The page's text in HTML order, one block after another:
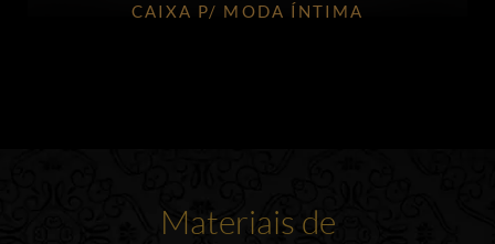
CAIXA P/ MODA ÍNTIMA
Materiais de